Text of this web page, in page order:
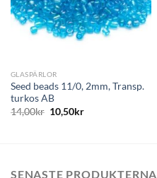
GLASPÄRLOR
Seed beads 11/0, 2mm, Transp.
turkos AB
14,00kr 10,50kr
SENASTE PRODUKTERNA